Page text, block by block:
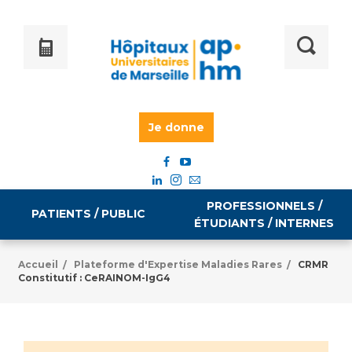
Je donne
PATIENTS / PUBLIC
Informations pratiques
PROFESSIONNELS /
ÉTUDIANTS / INTERNES
Égalité professionnelle
Accueil / Plateforme d'Expertise Maladies Rares /
CRMR
Constitutif : CeRAINOM-IgG4